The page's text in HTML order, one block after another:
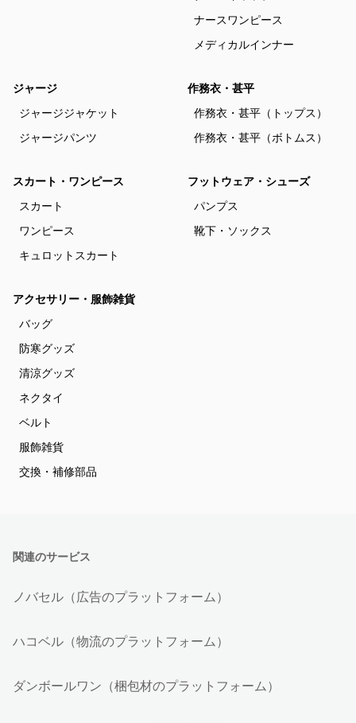
ナースワンピース
メディカルインナー
ジャージ
ジャージジャケット
ジャージパンツ
作務衣・甚平
作務衣・甚平（トップス）
作務衣・甚平（ボトムス）
スカート・ワンピース
スカート
ワンピース
キュロットスカート
フットウェア・シューズ
パンプス
靴下・ソックス
アクセサリー・服飾雑貨
バッグ
防寒グッズ
清涼グッズ
ネクタイ
ベルト
服飾雑貨
交換・補修部品
関連のサービス
ノバセル（広告のプラットフォーム）
ハコベル（物流のプラットフォーム）
ダンボールワン（梱包材のプラットフォーム）